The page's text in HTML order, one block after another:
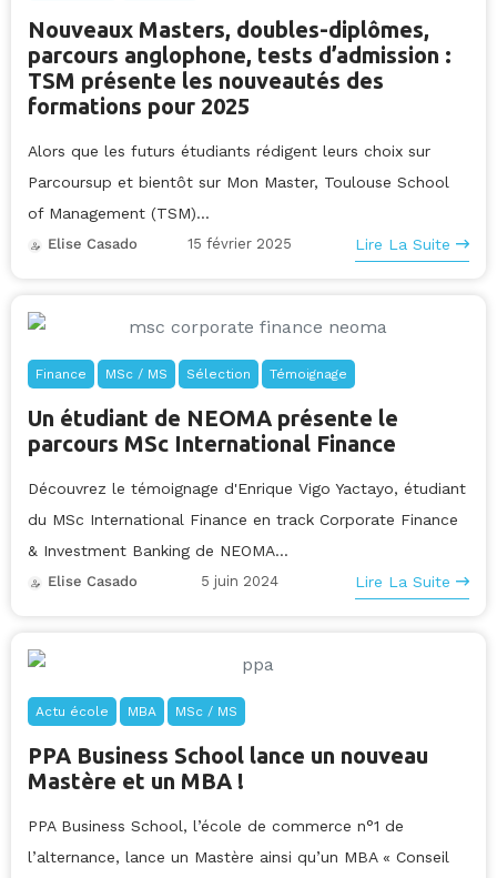
Nouveaux Masters, doubles-diplômes,
parcours anglophone, tests d’admission :
TSM présente les nouveautés des
formations pour 2025
Alors que les futurs étudiants rédigent leurs choix sur
Parcoursup et bientôt sur Mon Master, Toulouse School
of Management (TSM)...
Elise Casado 15 février 2025 Lire La Suite
Finance MSc / MS Sélection Témoignage
Un étudiant de NEOMA présente le
parcours MSc International Finance
Découvrez le témoignage d'Enrique Vigo Yactayo, étudiant
du MSc International Finance en track Corporate Finance
& Investment Banking de NEOMA...
Elise Casado 5 juin 2024 Lire La Suite
Actu école MBA MSc / MS
PPA Business School lance un nouveau
Mastère et un MBA !
PPA Business School, l’école de commerce n°1 de
l’alternance, lance un Mastère ainsi qu’un MBA « Conseil